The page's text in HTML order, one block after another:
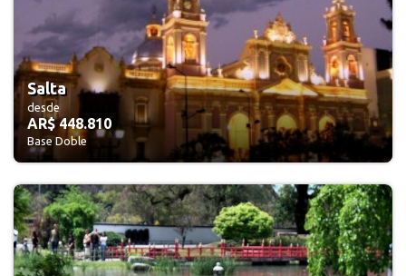
Salta
desde
AR$ 448.810
Base Doble